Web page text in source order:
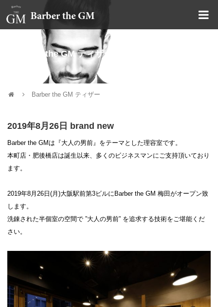
大阪・本町｜大人の散髪屋
Barber the GM ティザー
Barber the GM ティザー
2019年8月26日 brand new
Barber the GMは『大人の男前』をテーマとした理容室です。
本町店・肥後橋店は誕生以来、多くのビジネスマンにご支持頂いており
ます。
2019年8月26日(月)大阪駅前第3ビルにBarber the GM 梅田がオープン致
します。
洗錬された半個室の空間で ”大人の男前” を追求する技術をご堪能くだ
さい。